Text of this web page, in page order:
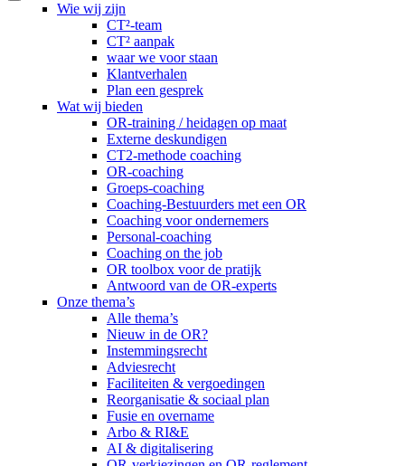
Wie wij zijn
CT²-team
CT² aanpak
waar we voor staan
Klantverhalen
Plan een gesprek
Wat wij bieden
OR-training / heidagen op maat
Externe deskundigen
CT2-methode coaching
OR-coaching
Groeps-coaching
Coaching-Bestuurders met een OR
Coaching voor ondernemers
Personal-coaching
Coaching on the job
OR toolbox voor de pratijk
Antwoord van de OR-experts
Onze thema’s
Alle thema’s
Nieuw in de OR?
Instemmingsrecht
Adviesrecht
Faciliteiten & vergoedingen
Reorganisatie & sociaal plan
Fusie en overname
Arbo & RI&E
AI & digitalisering